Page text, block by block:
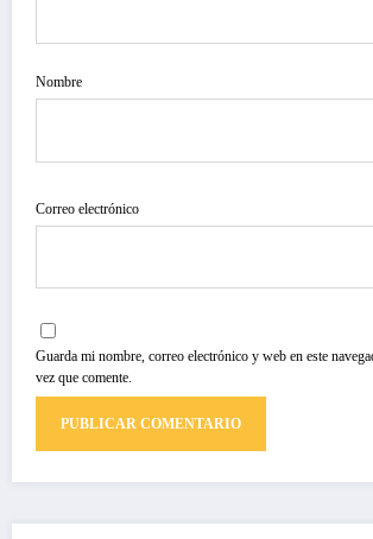
Nombre
Correo electrónico
Guarda mi nombre, correo electrónico y web en este
vez que comente.